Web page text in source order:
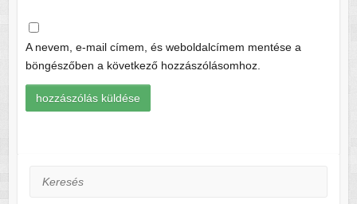
A nevem, e-mail címem, és weboldalcímem mentése a
böngészőben a következő hozzászólásomhoz.
Keresés